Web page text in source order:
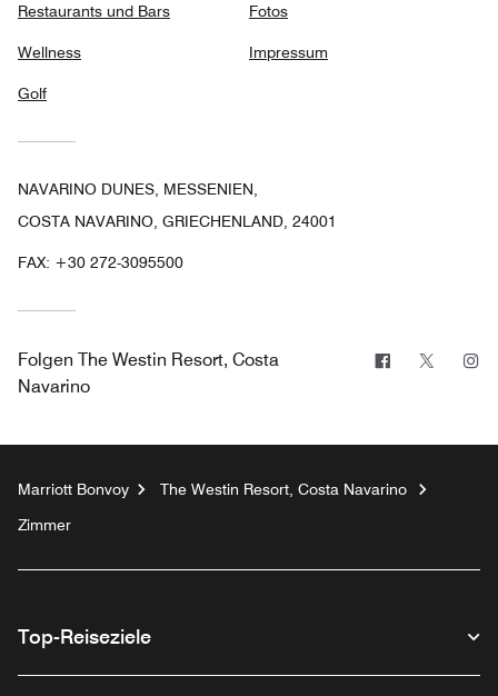
Restaurants und Bars
Wellness
Golf
Fotos
Impressum
NAVARINO DUNES, MESSENIEN,
COSTA NAVARINO, GRIECHENLAND, 24001
FAX: +30 272-3095500
Folgen The Westin Resort, Costa
Navarino
Facebook
Twitter
Marriott Bonvoy
The Westin Resort, Costa Navarino
Zimmer
Top-Reiseziele